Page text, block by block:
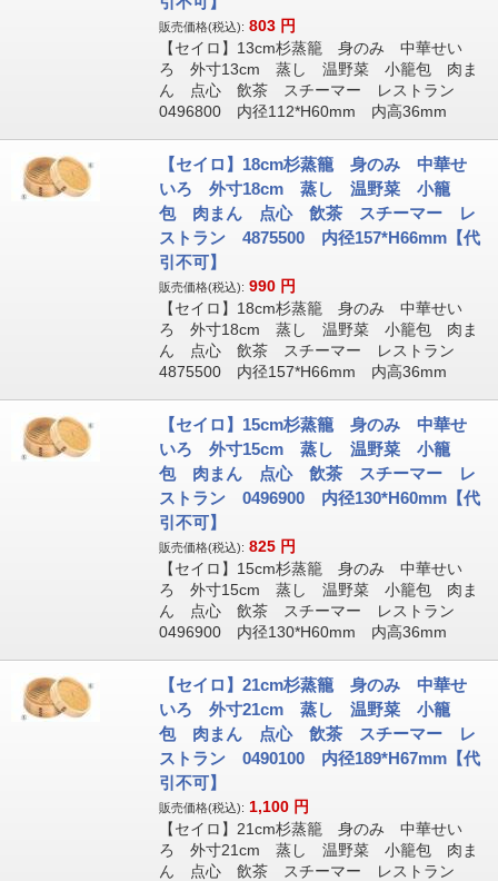
販売価格(税込): 803 円
【セイロ】13cm杉蒸籠 身のみ 中華せい
ろ 外寸13cm 蒸し 温野菜 小籠包 肉ま
ん 点心 飲茶 スチーマー レストラン
0496800 内径112*H60mm 内高36mm
【セイロ】18cm杉蒸籠 身のみ 中華せ
いろ 外寸18cm 蒸し 温野菜 小籠
包 肉まん 点心 飲茶 スチーマー レ
ストラン 4875500 内径157*H66mm【代
引不可】
販売価格(税込): 990 円
【セイロ】18cm杉蒸籠 身のみ 中華せい
ろ 外寸18cm 蒸し 温野菜 小籠包 肉ま
ん 点心 飲茶 スチーマー レストラン
4875500 内径157*H66mm 内高36mm
【セイロ】15cm杉蒸籠 身のみ 中華せ
いろ 外寸15cm 蒸し 温野菜 小籠
包 肉まん 点心 飲茶 スチーマー レ
ストラン 0496900 内径130*H60mm【代
引不可】
販売価格(税込): 825 円
【セイロ】15cm杉蒸籠 身のみ 中華せい
ろ 外寸15cm 蒸し 温野菜 小籠包 肉ま
ん 点心 飲茶 スチーマー レストラン
0496900 内径130*H60mm 内高36mm
【セイロ】21cm杉蒸籠 身のみ 中華せ
いろ 外寸21cm 蒸し 温野菜 小籠
包 肉まん 点心 飲茶 スチーマー レ
ストラン 0490100 内径189*H67mm【代
引不可】
販売価格(税込): 1,100 円
【セイロ】21cm杉蒸籠 身のみ 中華せい
ろ 外寸21cm 蒸し 温野菜 小籠包 肉ま
ん 点心 飲茶 スチーマー レストラン